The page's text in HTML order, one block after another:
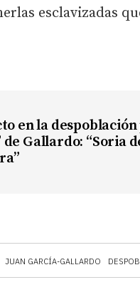
JUAN GARCÍA-GALLARDO
esclavizadas
en la
Gallardo: “Soria